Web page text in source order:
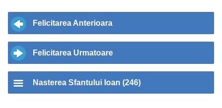
Felicitarea Anterioara
Felicitarea Urmatoare
Nasterea Sfantului Ioan (246)